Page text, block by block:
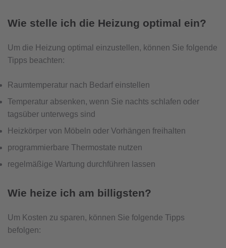
Wie stelle ich die Heizung optimal ein?
Um die Heizung optimal einzustellen, können Sie folgende
Tipps beachten:
Raumtemperatur nach Bedarf einstellen
Temperatur absenken, wenn Sie nachts schlafen oder
tagsüber unterwegs sind
Heizkörper von Möbeln oder Vorhängen freihalten
programmierbare Thermostate nutzen
regelmäßige Wartung durchführen lassen
Wie heize ich am billigsten?
Um Kosten zu sparen, können Sie folgende Tipps
befolgen: